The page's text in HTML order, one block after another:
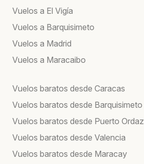
Vuelos a El Vigía
Vuelos a Barquisimeto
Vuelos a Madrid
Vuelos a Maracaibo
Vuelos baratos desde Caracas
Vuelos baratos desde Barquisimeto
Vuelos baratos desde Puerto Ordaz
Vuelos baratos desde Valencia
Vuelos baratos desde Maracay